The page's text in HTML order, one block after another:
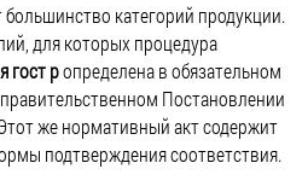
категорий продукции.
для которых процедура
гост ропределена в обязательном
Постановлении
же нормативный акт содержит
подтверждения соответствия.